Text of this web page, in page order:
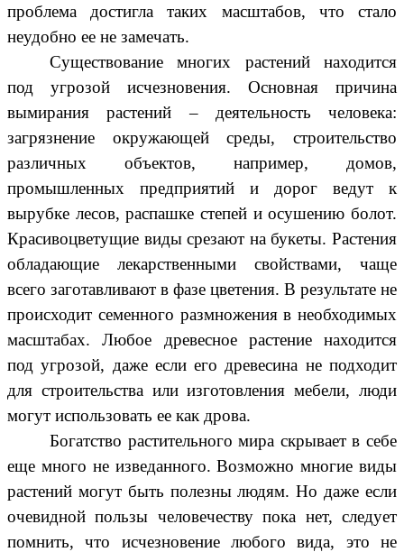
проблема достигла таких масштабов, что стало
неудобно ее не замечать.
Существование многих растений находится
под угрозой исчезновения. Основная причина
вымирания растений – деятельность человека:
загрязнение окружающей среды, строительство
различных объектов, например, домов,
промышленных предприятий и дорог ведут к
вырубке лесов, распашке степей и осушению болот.
Красивоцветущие виды срезают на букеты. Растения
обладающие лекарственными свойствами, чаще
всего заготавливают в фазе цветения. В результате не
происходит семенного размножения в необходимых
масштабах. Любое древесное растение находится
под угрозой, даже если его древесина не подходит
для строительства или изготовления мебели, люди
могут использовать ее как дрова.
Богатство растительного мира скрывает в себе
еще много не изведанного. Возможно многие виды
растений могут быть полезны людям. Но даже если
очевидной пользы человечеству пока нет, следует
помнить, что исчезновение любого вида, это не